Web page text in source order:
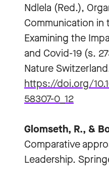
Ndlela (Red.),
Communication in
Examining the
and Covid-19 (s.
Nature
https://doi.org/
58307-0_12
Glomseth, R., &
Comparative
Leadership.